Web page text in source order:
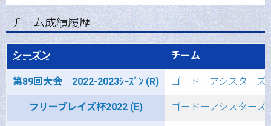
チーム成績履歴
シーズン チーム
第89回大会 2022-2023ｼｰｽﾞﾝ (R) ゴードーアシスター
フリーブレイズ杯2022 (E) ゴードーアシスターズ